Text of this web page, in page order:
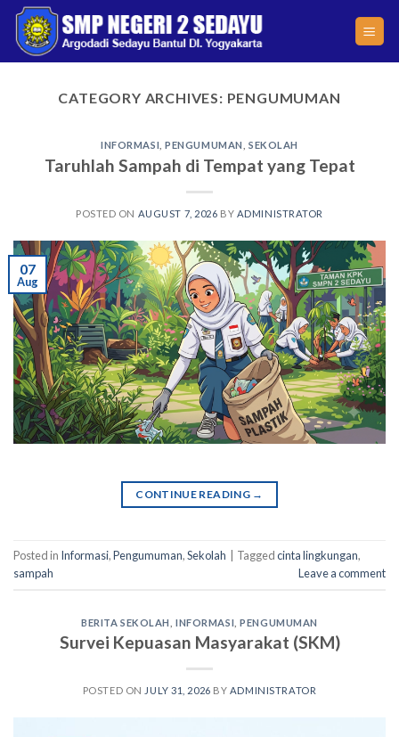
Skip
content
CATEGORY ARCHIVES: PENGUMUMAN
INFORMASI ,PENGUMUMAN SEKOLAH
Taruhlah Sampah di Tempat yang Tepat
POSTED ON AUGUST 7, 2026 BY ADMINISTRATOR
07
Aug
CONTINUE READING →
Posted in Informasi,Pengumuman,Sekolah Taggedcinta lingkungan,
sampah
Leave a comment
BERITA SEKOLAH ,INFORMASI ,PENGUMUMAN
Survei Kepuasan Masyarakat (SKM)
POSTED ON JULY 31, 2026 BY ADMINISTRATOR